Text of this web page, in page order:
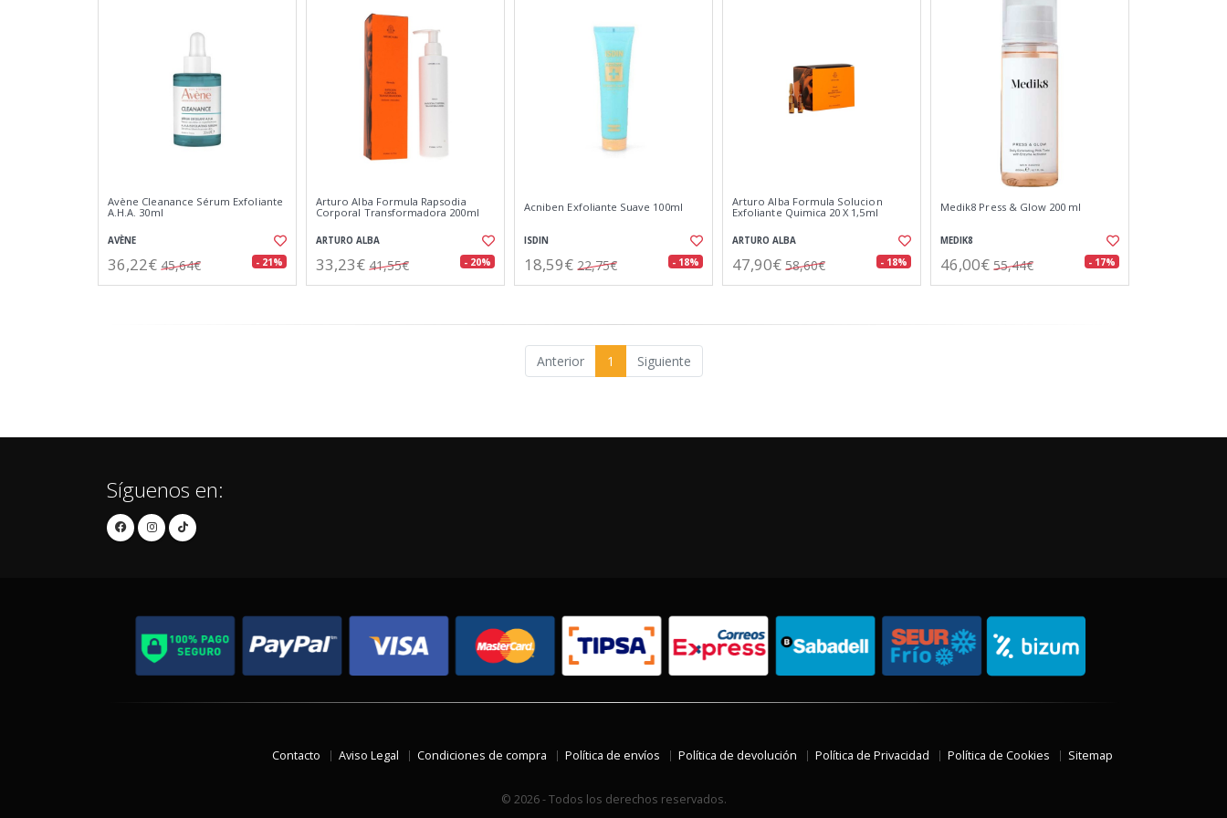
Avène Cleanance Sérum Exfoliante
A.H.A. 30ml
AVÈNE
36,22€ 45,64€ - 21%
Arturo Alba Formula Rapsodia
Corporal Transformadora 200ml
ARTURO ALBA
33,23€ 41,55€ - 20%
Acniben Exfoliante Suave 100ml
ISDIN
18,59€ 22,75€ - 18%
Arturo Alba Formula Solucion
Exfoliante Quimica 20 X 1,5ml
ARTURO ALBA
47,90€ 58,60€ - 18%
Medik8 Press & Glow 200 ml
MEDIK8
46,00€ 55,44€ - 17%
Anterior 1 Siguiente
Síguenos en:
Contacto Aviso Legal Condiciones de compra Política de envíos Política de devolución Política de Privacidad Política de Cookies Sitemap
© 2026 - Todos los derechos reservados.